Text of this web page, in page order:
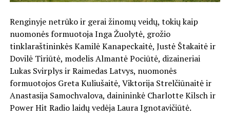
Renginyje netrūko ir gerai žinomų veidų, tokių kaip
nuomonės formuotoja Inga Žuolytė, grožio
tinklaraštininkės Kamilė Kanapeckaitė, Justė Štakaitė ir
Dovilė Tiriūtė, modelis Almantė Pociūtė, dizaineriai
Lukas Svirplys ir Raimedas Latvys, nuomonės
formuotojos Greta Kuliušaitė, Viktorija Strelčiūnaitė ir
Anastasija Samochvalova, dainininkė Charlotte Kilsch ir
Power Hit Radio laidų vedėja Laura Ignotavičiūtė.